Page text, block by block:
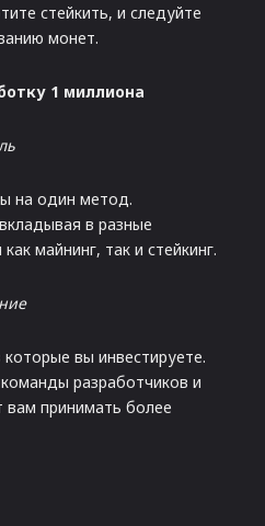
стейкить, и следуйте
монет.
1 миллиона
на один метод.
в разные
майнинг, так и стейкинг.
вы инвестируете.
разработчиков и
вам принимать более